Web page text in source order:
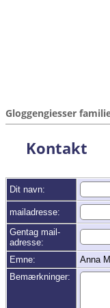
Gloggengiesser
Kontakt
Dit navn:
mailadresse:
Gentag mail-
adresse:
Emne:
Anna
Bemærkninger: